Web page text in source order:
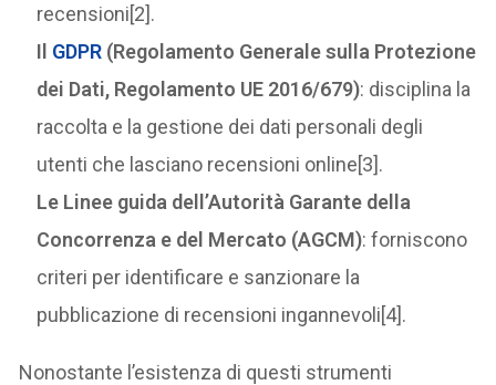
recensioni[2].
Il GDPR (Regolamento Generale sulla Protezione
dei Dati, Regolamento UE 2016/679): disciplina la
raccolta e la gestione dei dati personali degli
utenti che lasciano recensioni online[3].
Le Linee guida dell’Autorità Garante della
Concorrenza e del Mercato (AGCM): forniscono
criteri per identificare e sanzionare la
pubblicazione di recensioni ingannevoli[4].
Nonostante l’esistenza di questi strumenti